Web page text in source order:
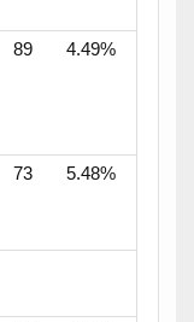
89 4.49%
73 5.48%